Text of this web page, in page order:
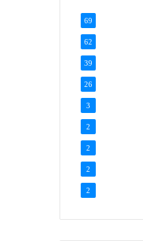
69
62
39
26
3
2
2
2
2